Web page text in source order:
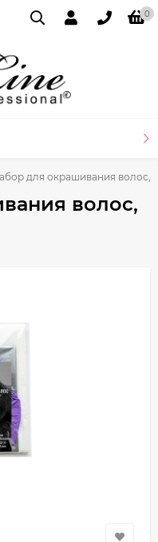
0
для окрашивания волос,
волос,